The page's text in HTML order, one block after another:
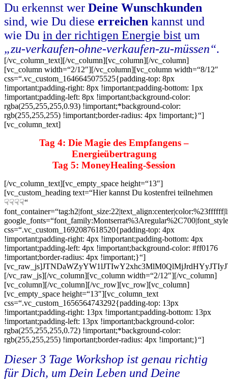
Du erkennst wer Deine Wunschkunden
sind, wie Du diese erreichen kannst und
wie Du in der richtigen Energie bist um
„zu-verkaufen-ohne-verkaufen-zu-müssen“.
[/vc_column_text][/vc_column][vc_column][/vc_column]
[vc_column width=“2/12″][/vc_column][vc_column width=“8/12″
css=“.vc_custom_1646645075525{padding-top: 8px
!important;padding-right: 8px !important;padding-bottom: 1px
!important;padding-left: 8px !important;background-color:
rgba(255,255,255,0.93) !important;*background-color:
rgb(255,255,255) !important;border-radius: 4px !important;}“]
[vc_column_text]
Tag 4: Die Magie des Empfangens –
Energieübertragung
Tag 5: MoneyHealing-$ession
[/vc_column_text][vc_empty_space height=“13″]
[vc_custom_heading text=“Hier kannst Du kostenfrei teilnehmen
☟☟☟☟“
css=“.vc_custom_1692087618520{padding-top: 4px
!important;padding-right: 4px !important;padding-bottom: 4px
!important;padding-left: 4px !important;background-color: #ff0176
!important;border-radius: 4px !important;}“]
[/vc_raw_js][/vc_column][vc_column width=“2/12″][/vc_column]
[vc_column][/vc_column][/vc_row][vc_row][vc_column]
[vc_empty_space height=“13″][vc_column_text
css=“.vc_custom_1656564743292{padding-top: 13px
!important;padding-right: 13px !important;padding-bottom: 13px
!important;padding-left: 13px !important;background-color:
rgba(255,255,255,0.72) !important;*background-color:
rgb(255,255,255) !important;border-radius: 4px !important;}“]
Dieser 3 Tage Workshop ist genau richtig
für Dich, um Dein Leben und Deine